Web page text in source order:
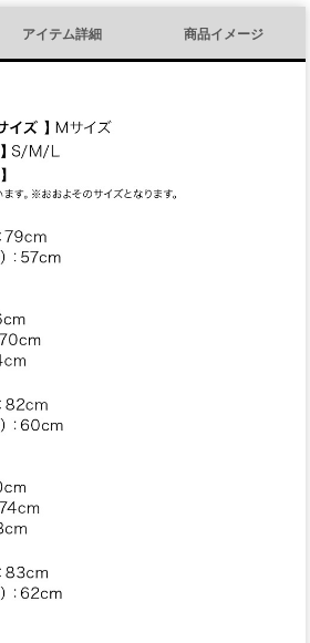
アイテム詳細 商品イメージ